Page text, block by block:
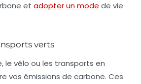
et adopter un mode de vie
verts
le vélo ou les transports en
vos émissions de carbone. Ces